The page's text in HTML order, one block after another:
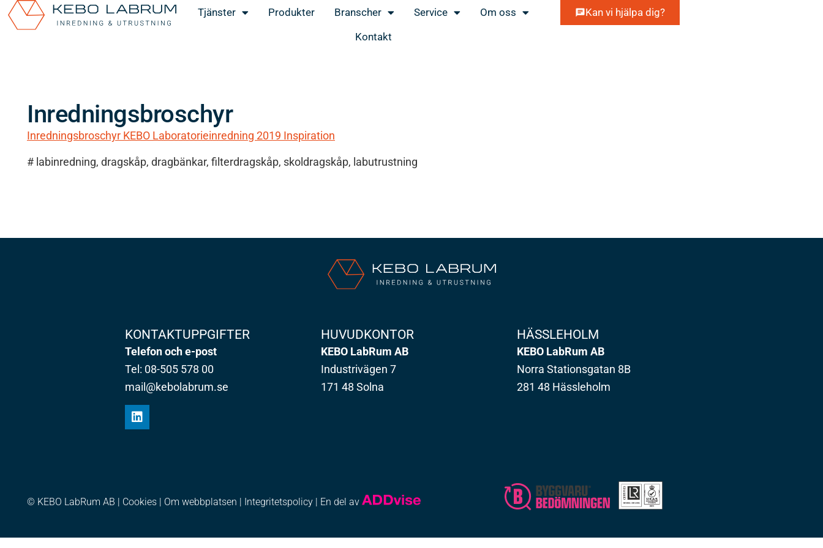
Tjänster Produkter Branscher Service
Om oss
Kontakt
Kan vi hjälpa dig?
Inredningsbroschyr
Inredningsbroschyr KEBO Laboratorieinredning 2019 Inspiration
# labinredning, dragskåp, dragbänkar, filterdragskåp, skoldragskåp, labutrustning
KONTAKTUPPGIFTER
Telefon och e-post
Tel: 08-505 578 00
mail@kebolabrum.se
HUVUDKONTOR
KEBO LabRum AB
Industrivägen 7
171 48 Solna
HÄSSLEHOLM
KEBO LabRum AB
Norra Stationsgatan 8B
281 48 Hässleholm
© KEBO LabRum AB | Cookies | Om webbplatsen | Integritetspolicy | En del av